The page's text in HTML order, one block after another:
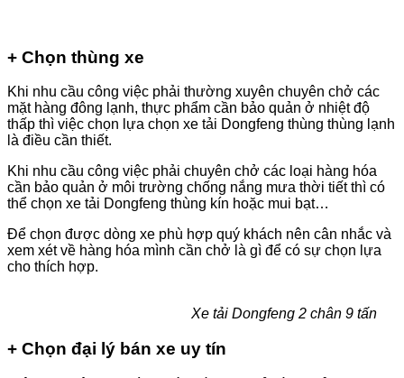
+ Chọn thùng xe
Khi nhu cầu công việc phải thường xuyên chuyên chở các
mặt hàng đông lạnh, thực phẩm cần bảo quản ở nhiệt độ
thấp thì việc chọn lựa chọn xe tải Dongfeng thùng thùng lạnh
là điều cần thiết.
Khi nhu cầu công việc phải chuyên chở các loại hàng hóa
cần bảo quản ở môi trường chống nắng mưa thời tiết thì có
thể chọn xe tải Dongfeng thùng kín hoặc mui bạt…
Để chọn được dòng xe phù hợp quý khách nên cân nhắc và
xem xét về hàng hóa mình cần chở là gì để có sự chọn lựa
cho thích hợp.
Xe tải Dongfeng 2 chân 9 tấn
+ Chọn đại lý bán xe uy tín